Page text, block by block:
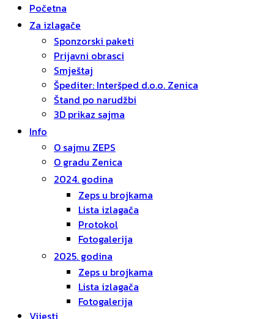
Početna
Za izlagače
Sponzorski paketi
Prijavni obrasci
Smještaj
Špediter: Interšped d.o.o. Zenica
Štand po narudžbi
3D prikaz sajma
Info
O sajmu ZEPS
O gradu Zenica
2024. godina
Zeps u brojkama
Lista izlagača
Protokol
Fotogalerija
2025. godina
Zeps u brojkama
Lista izlagača
Fotogalerija